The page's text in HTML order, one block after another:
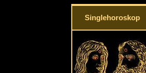
Singlehoroskop